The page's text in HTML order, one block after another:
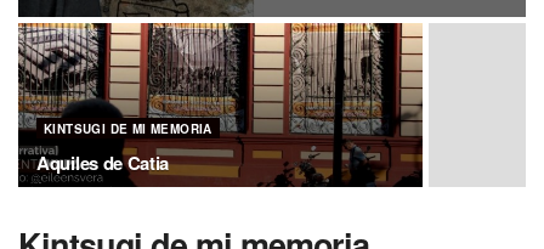
KINTSUGI DE MI MEMORIA
Aquiles de Catia